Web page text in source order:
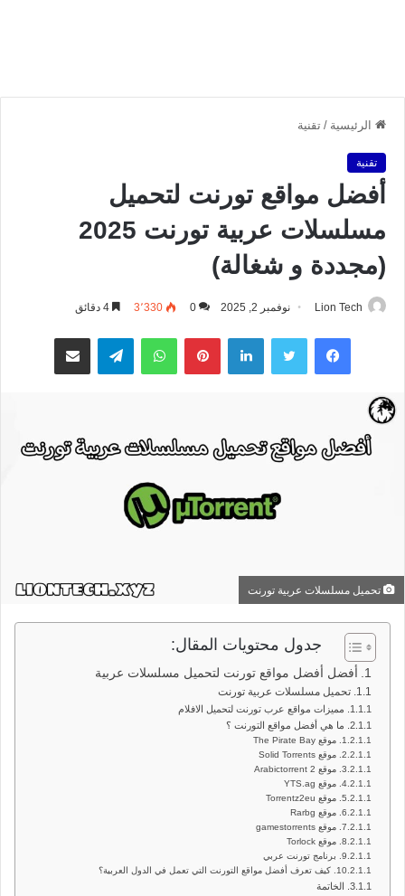
الرئيسية / تقنية
تقنية
أفضل مواقع تورنت لتحميل
مسلسلات عربية تورنت 2025
(مجددة و شغالة)
Lion Tech نوفمبر 2, 2025 0 3٬330
فيسبوك تويتر لينكدإن بينتيريستواتساب تيلقرام مشاركة عبر البريد
تحميل مسلسلات عربية تورنت
جدول محتويات المقال:
أفضل أفضل مواقع تورنت لتحميل مسلسلات عربية
تحميل مسلسلات عربية تورنت
مميزات مواقع عرب تورنت لتحميل الافلام
ما هي أفضل مواقع التورنت ؟
موقع The Pirate Bay
موقع Solid Torrents
موقع Arabictorrent 2
موقع YTS.ag
موقع Torrentz2eu
موقع Rarbg
موقع gamestorrents
موقع Torlock
برنامج تورنت عربي
كيف تعرف أفضل مواقع التورنت التي تعمل في الدول العربية؟
الخاتمة